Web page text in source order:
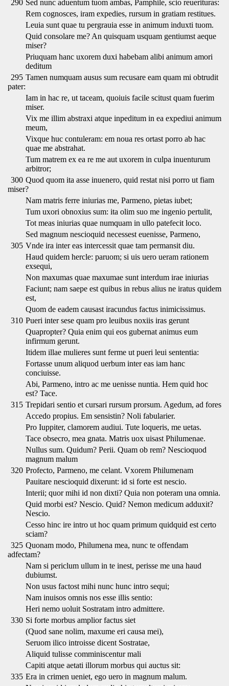
290 Sed nunc aduentum tuom ambas, Pamphile, scio reuerituras:
Rem cognosces, iram expedies, rursum in gratiam restitues.
Leuia sunt quae tu pergrauia esse in animum induxti tuom.
Quid consolare me? An quisquam usquam gentiumst aeque
miser?
Priuquam hanc uxorem duxi habebam alibi animum amori
deditum
295 Tamen numquam ausus sum recusare eam quam mi obtrudit
pater:
Iam in hac re, ut taceam, quoiuis facile scitust quam fuerim
miser.
Vix me illim abstraxi atque inpeditum in ea expediui animum
meum,
Vixque huc contuleram: em noua res ortast porro ab hac
quae me abstrahat.
Tum matrem ex ea re me aut uxorem in culpa inuenturum
arbitror;
300 Quod quom ita asse inuenero, quid restat nisi porro ut fiam
miser?
Nam matris ferre iniurias me, Parmeno, pietas iubet;
Tum uxori obnoxius sum: ita olim suo me ingenio pertulit,
Tot meas iniurias quae numquam in ullo patefecit loco.
Sed magnum nescioquid necessest euenisse, Parmeno,
305 Vnde ira inter eas intercessit quae tam permansit diu.
Haud quidem hercle: paruom; si uis uero ueram rationem
exsequi,
Non maxumas quae maxumae sunt interdum irae iniurias
Faciunt; nam saepe est quibus in rebus alius ne iratus quidem
est,
Quom de eadem causast iracundus factus inimicissimus.
310 Pueri inter sese quam pro leuibus noxiis iras gerunt
Quapropter? Quia enim qui eos gubernat animus eum
infirmum gerunt.
Itidem illae mulieres sunt ferme ut pueri leui sententia:
Fortasse unum aliquod uerbum inter eas iam hanc
conciuisse.
Abi, Parmeno, intro ac me uenisse nuntia. Hem quid hoc
est? Tace.
315 Trepidari sentio et cursari rursum prorsum. Agedum, ad fores
Accedo propius. Em sensistin? Noli fabularier.
Pro Iuppiter, clamorem audiui. Tute loqueris, me uetas.
Tace obsecro, mea gnata. Matris uox uisast Philumenae.
Nullus sum. Quidum? Perii. Quam ob rem? Nescioquod
magnum malum
320 Profecto, Parmeno, me celant. Vxorem Philumenam
Pauitare nescioquid dixerunt: id si forte est nescio.
Interii; quor mihi id non dixti? Quia non poteram una omnia.
Quid morbi est? Nescio. Quid? Nemon medicum adduxit?
Nescio.
Cesso hinc ire intro ut hoc quam primum quidquid est certo
sciam?
325 Quonam modo, Philumena mea, nunc te offendam
adfectam?
Nam si periclum ullum in te inest, perisse me una haud
dubiumst.
Non usus factost mihi nunc hunc intro sequi;
Nam inuisos omnis nos esse illis sentio:
Heri nemo uoluit Sostratam intro admittere.
330 Si forte morbus amplior factus siet
(Quod sane nolim, maxume eri causa mei),
Seruom ilico introisse dicent Sostratae,
Aliquid tulisse comminiscentur mali
Capiti atque aetati illorum morbus qui auctus sit:
335 Era in crimen ueniet, ego uero in magnum malum.